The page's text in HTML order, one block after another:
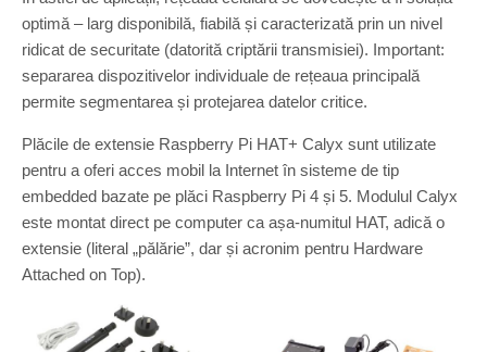
optimă – larg disponibilă, fiabilă și caracterizată prin un nivel
ridicat de securitate (datorită criptării transmisiei). Important:
separarea dispozitivelor individuale de rețeaua principală
permite segmentarea și protejarea datelor critice.
Plăcile de extensie Raspberry Pi HAT+ Calyx sunt utilizate
pentru a oferi acces mobil la Internet în sisteme de tip
embedded bazate pe plăci Raspberry Pi 4 și 5. Modulul Calyx
este montat direct pe computer ca așa-numitul HAT, adică o
extensie (literal „pălărie”, dar și acronim pentru Hardware
Attached on Top).